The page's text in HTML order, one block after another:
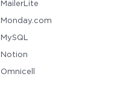
MailerLite
Monday.com
MySQL
Notion
Omnicell